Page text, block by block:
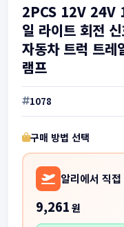
2PCS 12V 24V
일 라이트 회전
자동차 트럭 트레
램프
1078
구매 방법 선택
알리에서 직접
9,261 원